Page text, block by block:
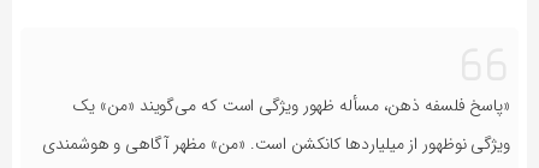
«پاسخ فلسفه ذهن، مسأله ظهور ویژگی است که می‌گویند «من» یک
ویژگی نوظهور از میلیاردها کانکشن است. «من» مظهر آگاهی و هوشمندی